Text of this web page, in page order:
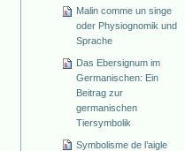
Malin comme un singe
oder Physiognomik und
Sprache
Das Ebersignum im
Germanischen: Ein
Beitrag zur
germanischen
Tiersymbolik
Symbolisme de l’aigle